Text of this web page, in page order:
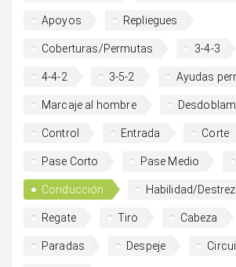
Apoyos Repliegues
Coberturas/Permutas 3-4-3
4-4-2 3-5-2 Ayudas
Marcaje al hombre
Control Entrada Corte
Pase Corto Pase Medio
Conducción Habilidad/
Regate Tiro Cabeza
Paradas Despeje